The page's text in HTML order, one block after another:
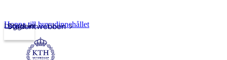
Studentwebben
Logga in
Hoppa till huvudinnehållet